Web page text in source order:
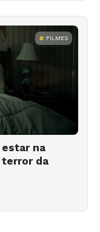
FILMES
estar na
terror da